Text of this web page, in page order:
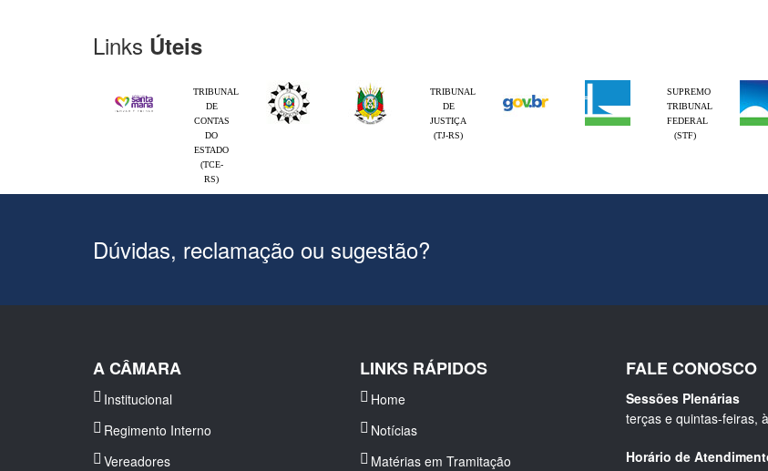
Links Úteis
TRIBUNAL
DE
CONTAS
DO
ESTADO
(TCE-
RS)
TRIBUNAL
DE
JUSTIÇA
(TJ-RS)
SUPREMO
TRIBUNAL
FEDERAL
(STF)
Dúvidas, reclamação ou sugestão?
A CÂMARA
Institucional
Regimento Interno
Vereadores
LINKS RÁPIDOS
Home
Notícias
Matérias em Tramitação
FALE CONOSCO
Sessões Plenárias
terças e quintas-feiras,
Horário de